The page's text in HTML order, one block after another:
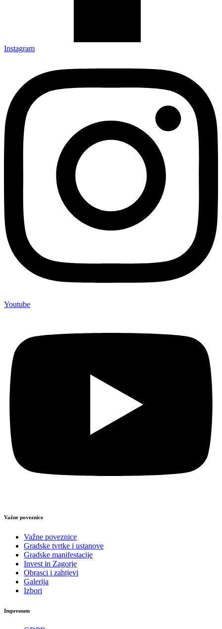
Instagram
Youtube
Važne poveznice
Važne poveznice
Gradske tvrtke i ustanove
Gradske manifestacije
Invest in Zagorje
Obrasci i zahtjevi
Galerija
Izbori
Impressum